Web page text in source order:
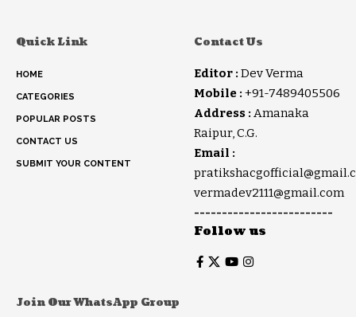
Quick Link
HOME
CATEGORIES
POPULAR POSTS
CONTACT US
SUBMIT YOUR CONTENT
Contact Us
Editor : Dev Verma
Mobile : +91-7489405506
Address : Amanaka
Raipur, C.G.
Email :
vermadev2111@gmail.com
-------------------------
Follow us
Join Our WhatsApp Group